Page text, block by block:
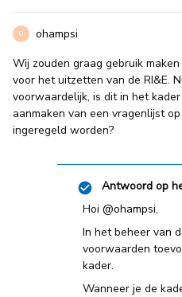
O
ohampsi
Wij zouden graag gebruik
voor het uitzetten van de RI&E.
voorwaardelijk, is dit in het
aanmaken van een vragenlijst
ingeregeld worden?
Antwoord op
Hoi @ohampsi,
In het beheer van
voorwaarden
kader.
Wanneer je de